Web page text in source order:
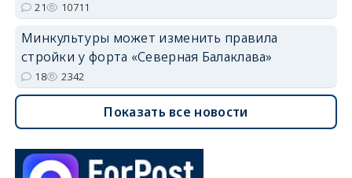
21 10711
Минкультуры может изменить правила
стройки у форта «Северная Балаклава»
18 2342
Показать все новости